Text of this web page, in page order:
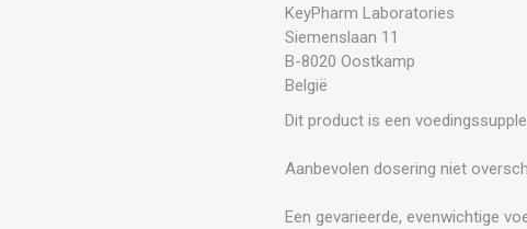
KeyPharm Laboratories
Siemenslaan 11
B-8020 Oostkamp
België
Dit product is een
Aanbevolen dosering niet
Een gevarieerde, evenwichtige